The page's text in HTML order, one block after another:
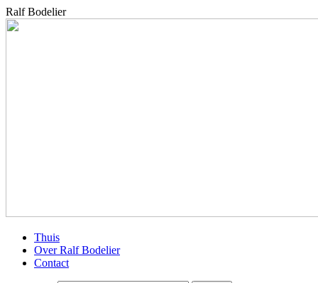
Ralf Bodelier
Thuis
Over Ralf Bodelier
Contact